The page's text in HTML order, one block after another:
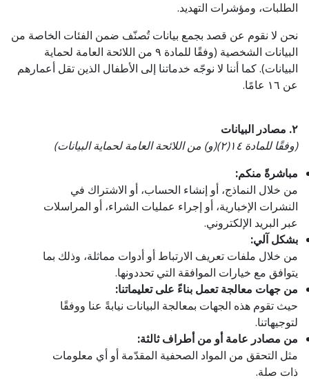
الطلبات، ومؤشرات التهديد.
نحن لا نقوم عن قصد بجمع بيانات تُصنّف ضمن الفئات الخاصة من
البيانات الشخصية (وفقًا للمادة ٩ من اللائحة العامة لحماية
البيانات). كما أننا لا نوجّه خدماتنا إلى الأطفال الذين تقل أعمارهم
عن ١٦ عامًا.
٢. مصادر البيانات
(وفقًا للمادة ١٤(٢)(و) من اللائحة العامة لحماية البيانات)
مباشرةً منكم:
من خلال النماذج، أو إنشاء الحساب، أو الاشتراك في
النشرات الإخبارية، أو إجراء عمليات الشراء، أو المراسلات
عبر البريد الإلكتروني.
بشكل آلي:
من خلال ملفات تعريف الارتباط أو أدوات مماثلة، وذلك بما
يتوافق مع خيارات الموافقة التي تحددونها.
من جهات معالجة تعمل بناءً على تعليماتنا:
حيث تقوم هذه الجهات بمعالجة البيانات نيابةً عنا ووفقًا
لتوجيهاتنا.
من مصادر عامة أو من أطراف ثالثة:
مثل التحقق من المواد الصحفية المقدّمة أو أي معلومات
ذات صلة.